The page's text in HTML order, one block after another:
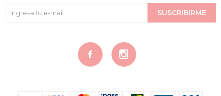
SUSCRIBIRME
 